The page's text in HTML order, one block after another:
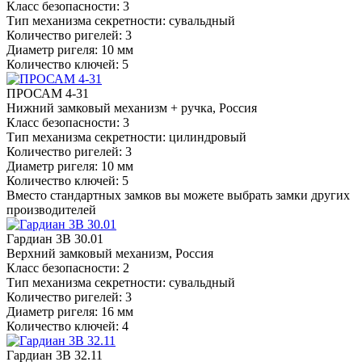
Класс безопасности: 3
Тип механизма секретности: сувальдный
Количество ригелей: 3
Диаметр ригеля: 10 мм
Количество ключей: 5
ПРОСАМ 4-31
Нижний замковый механизм + ручка, Россия
Класс безопасности: 3
Тип механизма секретности: цилиндровый
Количество ригелей: 3
Диаметр ригеля: 10 мм
Количество ключей: 5
Вместо стандартных замков вы можете выбрать замки других
производителей
Гардиан 3В 30.01
Верхний замковый механизм, Россия
Класс безопасности: 2
Тип механизма секретности: сувальдный
Количество ригелей: 3
Диаметр ригеля: 16 мм
Количество ключей: 4
Гардиан 3В 32.11